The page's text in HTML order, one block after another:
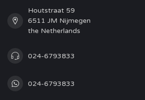
Houtstraat 59
6511 JM Nijmegen
the Netherlands
024-6793833
024-6793833